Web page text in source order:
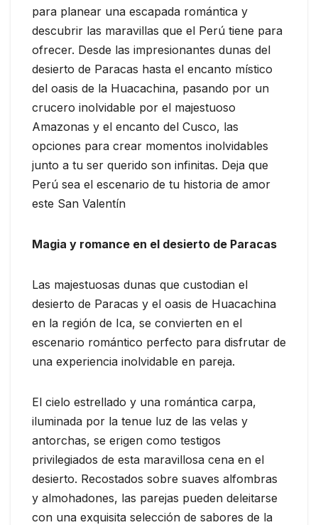
para planear una escapada romántica y
descubrir las maravillas que el Perú tiene para
ofrecer. Desde las impresionantes dunas del
desierto de Paracas hasta el encanto místico
del oasis de la Huacachina, pasando por un
crucero inolvidable por el majestuoso
Amazonas y el encanto del Cusco, las
opciones para crear momentos inolvidables
junto a tu ser querido son infinitas. Deja que
Perú sea el escenario de tu historia de amor
este San Valentín
Magia y romance en el desierto de Paracas
Las majestuosas dunas que custodian el
desierto de Paracas y el oasis de Huacachina
en la región de Ica, se convierten en el
escenario romántico perfecto para disfrutar de
una experiencia inolvidable en pareja.
El cielo estrellado y una romántica carpa,
iluminada por la tenue luz de las velas y
antorchas, se erigen como testigos
privilegiados de esta maravillosa cena en el
desierto. Recostados sobre suaves alfombras
y almohadones, las parejas pueden deleitarse
con una exquisita selección de sabores de la